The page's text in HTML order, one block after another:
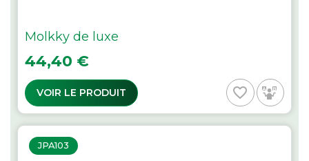
Molkky de luxe
Prix
44,40 €
VOIR LE PRODUIT favorite_border
JPA103